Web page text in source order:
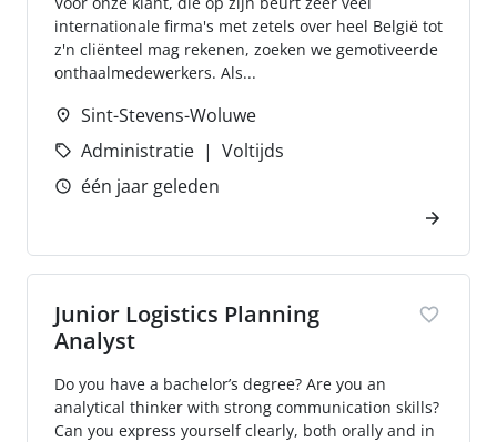
internationale firma's met zetels over heel België tot
z'n cliënteel mag rekenen, zoeken we gemotiveerde
onthaalmedewerkers. Als...
Sint-Stevens-Woluwe
Administratie
Voltijds
één jaar geleden
Junior Logistics Planning
Analyst
Do you have a bachelor’s degree? Are you an
analytical thinker with strong communication skills?
Can you express yourself clearly, both orally and in